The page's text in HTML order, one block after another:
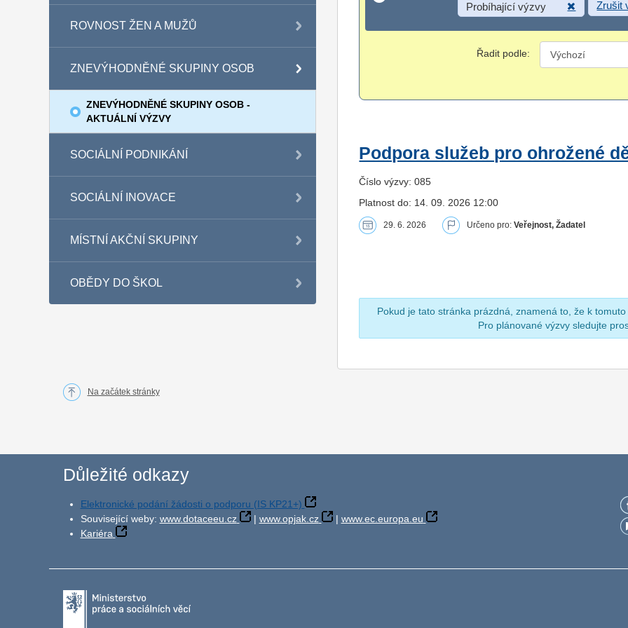
ROVNOST ŽEN A MUŽŮ
ZNEVÝHODNĚNÉ SKUPINY OSOB
ZNEVÝHODNĚNÉ SKUPINY OSOB -
AKTUÁLNÍ VÝZVY
SOCIÁLNÍ PODNIKÁNÍ
SOCIÁLNÍ INOVACE
MÍSTNÍ AKČNÍ SKUPINY
OBĚDY DO ŠKOL
Probíhající výzvy Zrušit
Řadit podle:
Podpora služeb pro ohrožené
Číslo výzvy: 085
Platnost do: 14. 09. 2026 12:00
29. 6. 2026 Určeno pro:Veřejnost, Žadatel
Pokud je tato stránka prázdná, znamená to, že k
Pro plánované výzvy sledujte
Na začátek stránky
Důležité odkazy
Elektronické podání žádosti o podporu (IS KP21+)
Související weby: www.dotaceeu.cz | www.opjak.cz | www.ec.europa.eu
Kariéra